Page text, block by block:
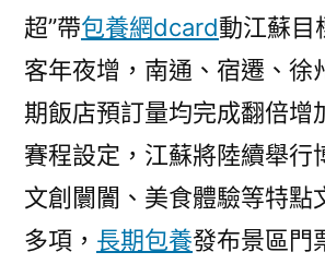
超”帶包養網dcard動江蘇目
客年夜增，南通、宿遷、徐
期飯店預訂量均完成翻倍增
賽程設定，江蘇將陸續舉行
文創闤闠、美食體驗等特點
多項， 長期包養發布景區門